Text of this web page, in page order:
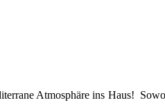
Atmosphäre ins Haus!